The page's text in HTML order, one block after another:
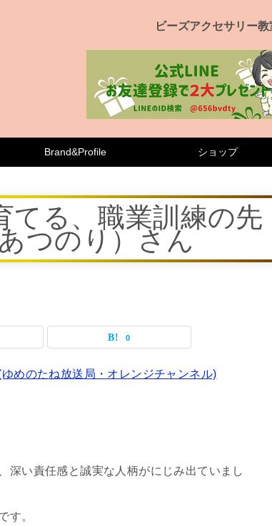
ビーズアクセサリー
Brand&Profile ショップ
る、職業訓練の先
つのり）さん
0
めのたね放送局・オレンジチャンネル)
い責任感と誠実な人柄がにじみ出ていまし
す。